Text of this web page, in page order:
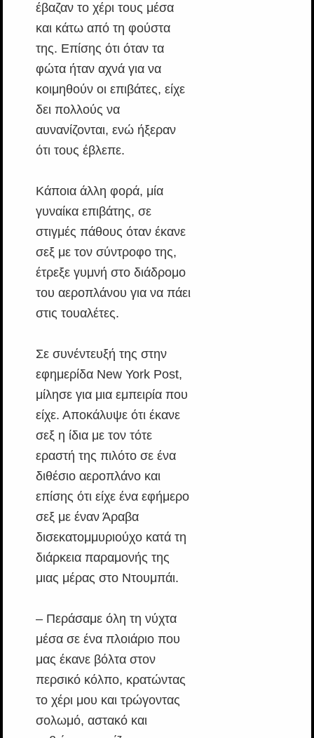
έβαζαν το χέρι τους μέσα
και κάτω από τη φούστα
της. Επίσης ότι όταν τα
φώτα ήταν αχνά για να
κοιμηθούν οι επιβάτες, είχε
δει πολλούς να
αυνανίζονται, ενώ ήξεραν
ότι τους έβλεπε.
Κάποια άλλη φορά, μία
γυναίκα επιβάτης, σε
στιγμές πάθους όταν έκανε
σεξ με τον σύντροφο της,
έτρεξε γυμνή στο διάδρομο
του αεροπλάνου για να πάει
στις τουαλέτες.
Σε συνέντευξή της στην
εφημερίδα New York Post,
μίλησε για μια εμπειρία που
είχε. Αποκάλυψε ότι έκανε
σεξ η ίδια με τον τότε
εραστή της πιλότο σε ένα
διθέσιο αεροπλάνο και
επίσης ότι είχε ένα εφήμερο
σεξ με έναν Άραβα
δισεκατομμυριούχο κατά τη
διάρκεια παραμονής της
μιας μέρας στο Ντουμπάι.
– Περάσαμε όλη τη νύχτα
μέσα σε ένα πλοιάριο που
μας έκανε βόλτα στον
περσικό κόλπο, κρατώντας
το χέρι μου και τρώγοντας
σολωμό, αστακό και